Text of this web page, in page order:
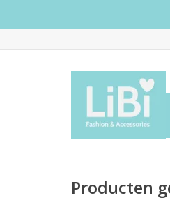
Producten